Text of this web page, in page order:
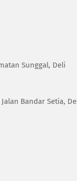
Sunggal, Deli
Bandar Setia,